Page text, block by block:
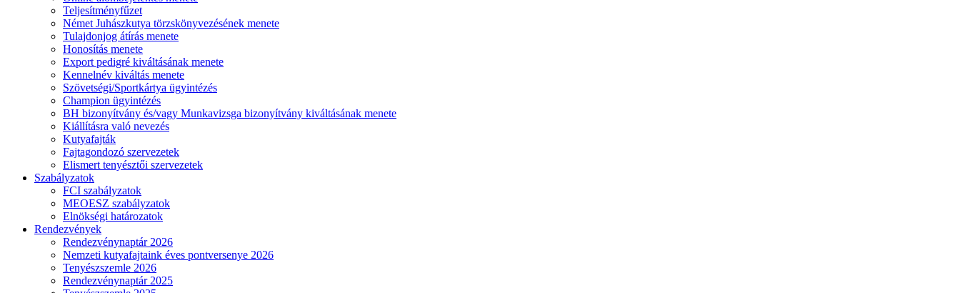
Teljesítményfűzet
Német Juhászkutya törzskönyvezésének menete
Tulajdonjog átírás menete
Honosítás menete
Export pedigré kiváltásának menete
Kennelnév kiváltás menete
Szövetségi/Sportkártya ügyintézés
Champion ügyintézés
BH bizonyítvány és/vagy Munkavizsga bizonyítvány kiváltásának menete
Kiállításra való nevezés
Kutyafajták
Fajtagondozó szervezetek
Elismert tenyésztői szervezetek
Szabályzatok
FCI szabályzatok
MEOESZ szabályzatok
Elnökségi határozatok
Rendezvények
Rendezvénynaptár 2026
Nemzeti kutyafajtaink éves pontversenye 2026
Tenyészszemle 2026
Rendezvénynaptár 2025